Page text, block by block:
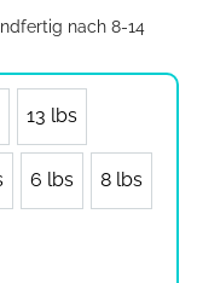
nach 8-14
13 lbs
6 lbs 8 lbs